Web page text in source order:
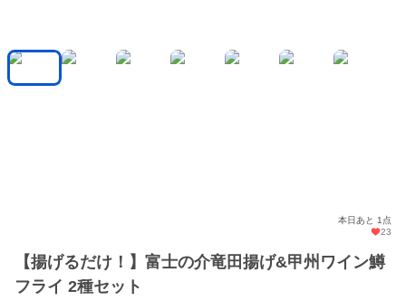
本日あと 1点
23
【揚げるだけ！】富士の介竜田揚げ&甲州ワイン鱒
フライ 2種セット